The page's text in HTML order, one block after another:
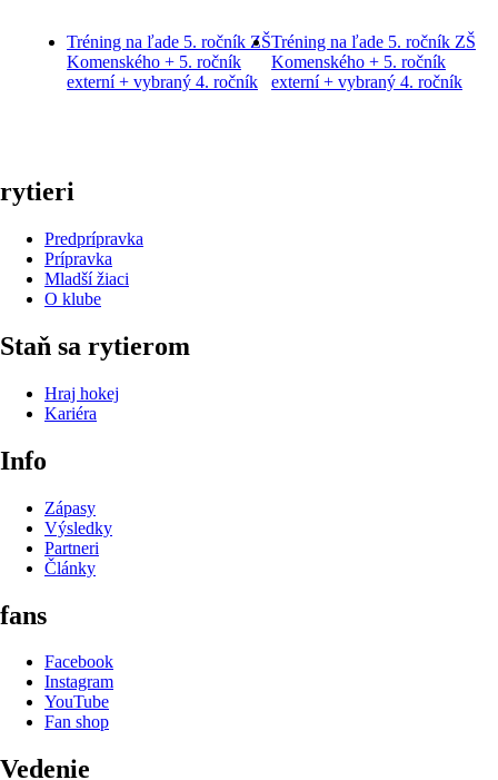
Tréning na ľade 5. ročník ZŠ
Komenského + 5. ročník
externí + vybraný 4. ročník
Tréning na ľade 5. ročník ZŠ
Komenského + 5. ročník
externí + vybraný 4. ročník
rytieri
Predprípravka
Prípravka
Mladší žiaci
O klube
Staň sa rytierom
Hraj hokej
Kariéra
Info
Zápasy
Výsledky
Partneri
Články
fans
Facebook
Instagram
YouTube
Fan shop
Vedenie